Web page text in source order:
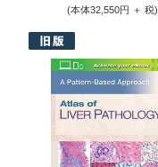
(本体32,550円 ＋ 税)